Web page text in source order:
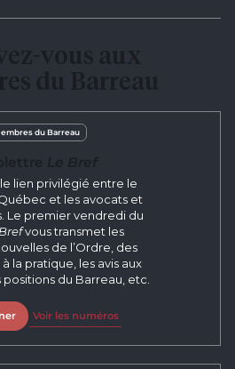
du Barreau
lien privilégié entre le
et les avocats et
Le premier vendredi du
vous transmet les
de l’Ordre, des
à la pratique, les avis aux
du Barreau, etc.
Voir les numéros